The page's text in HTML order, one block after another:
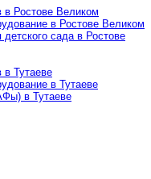
в Ростове Великом
в Ростове Великом
сада в Ростове
в Тутаеве
в Тутаеве
в Тутаеве